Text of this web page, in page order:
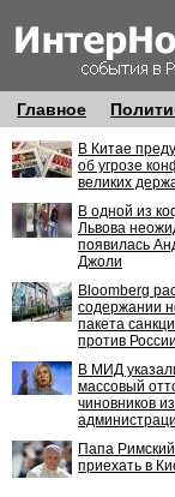
Главное
В Китае
об угрозе
великих
В одной из
Львова
появилась
Джоли
Bloomberg
содержании
пакета
против России
В МИД
массовый
чиновников из
Папа
приехать в